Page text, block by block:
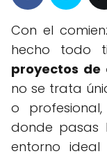
Con el
hecho todo
proyectos de
no se trata
o
donde
entorno